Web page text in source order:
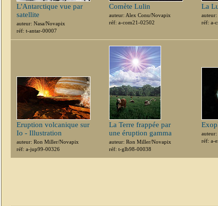
L'Antarctique vue par
satellite
auteur: Nasa/Novapix
réf: t-antar-00007
Comète Lulin
auteur: Alex Conu/Novapix
réf: a-com21-02502
La
réf: a-
Eruption volcanique sur
Io - Illustration
auteur: Ron Miller/Novapix
réf: a-jup99-00326
La Terre frappée par
une éruption gamma
auteur: Ron Miller/Novapix
réf: t-glb98-00038
réf: a-